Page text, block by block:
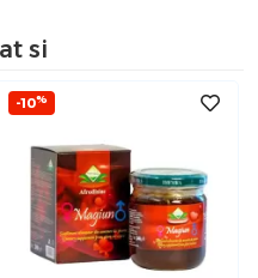
si
-10%